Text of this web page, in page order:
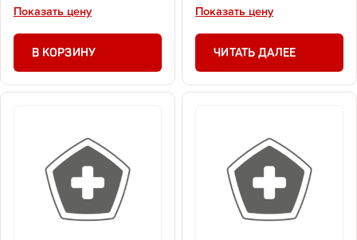
Показать цену
В КОРЗИНУ
Показать цену
ЧИТАТЬ ДАЛЕЕ